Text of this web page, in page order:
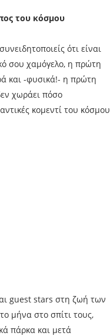
του κόσμου
ότι είναι
σου χαμόγελο, η πρώτη
και -φυσικά!- η πρώτη
χωράει πόσο
κομεντί του κόσμου
guest stars στη ζωή των
μήνα στο σπίτι τους,
πάρκα και μετά